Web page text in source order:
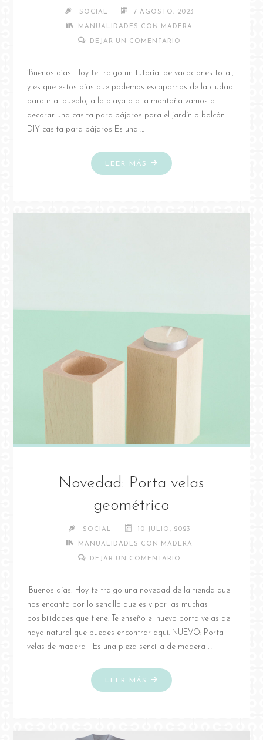
SOCIAL 7 AGOSTO, 2023
MANUALIDADES CON MADERA
DEJAR UN COMENTARIO
¡Buenos días! Hoy te traigo un tutorial de vacaciones total,
y es que estos días que podemos escaparnos de la ciudad
para ir al pueblo, a la playa o a la montaña vamos a
decorar una casita para pájaros para el jardín o balcón.
DIY casita para pájaros Es una …
LEER MÁS
"DIY
CASITA
Novedad: Porta velas
geométrico
SOCIAL 10 JULIO, 2023
MANUALIDADES CON MADERA
DEJAR UN COMENTARIO
¡Buenos días! Hoy te traigo una novedad de la tienda que
nos encanta por lo sencillo que es y por las muchas
posibilidades que tiene. Te enseño el nuevo porta velas de
haya natural que puedes encontrar aquí. NUEVO: Porta
velas de madera Es una pieza sencilla de madera …
LEER MÁS
"NOVEDAD:
PORTA